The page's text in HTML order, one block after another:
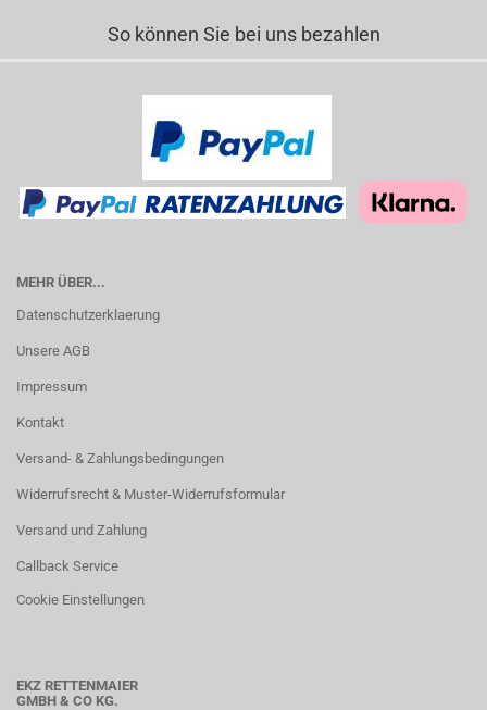
So können Sie bei uns bezahlen
MEHR ÜBER...
Datenschutzerklaerung
Unsere AGB
Impressum
Kontakt
Versand- & Zahlungsbedingungen
Widerrufsrecht & Muster-Widerrufsformular
Versand und Zahlung
Callback Service
Cookie Einstellungen
EKZ RETTENMAIER
GMBH & CO KG.